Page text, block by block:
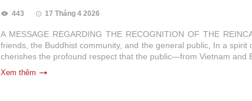
443 17 Tháng 4 2026
A MESSAGE REGARDING THE RECOGNITION OF THE
friends, the Buddhist community, and the general public, In a
cherishes the profound respect that the public—from Vietnam and
Xem thêm